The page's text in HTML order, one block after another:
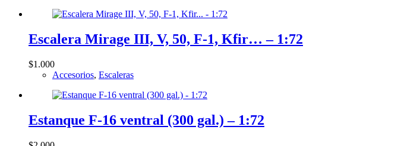
Escalera Mirage III, V, 50, F-1, Kfir… – 1:72
$1.000
Accesorios, Escaleras
Estanque F-16 ventral (300 gal.) – 1:72